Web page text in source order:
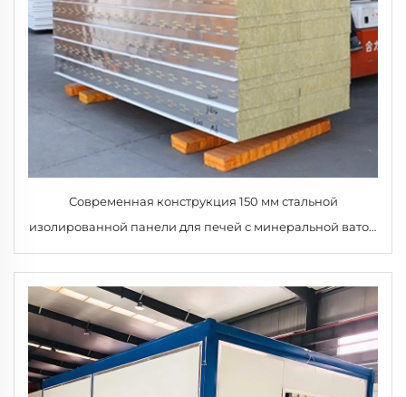
Современная конструкция 150 мм стальной
изолированной панели для печей с минеральной ватой
для холодильных камер, складов, мастерских, больниц,
отелей